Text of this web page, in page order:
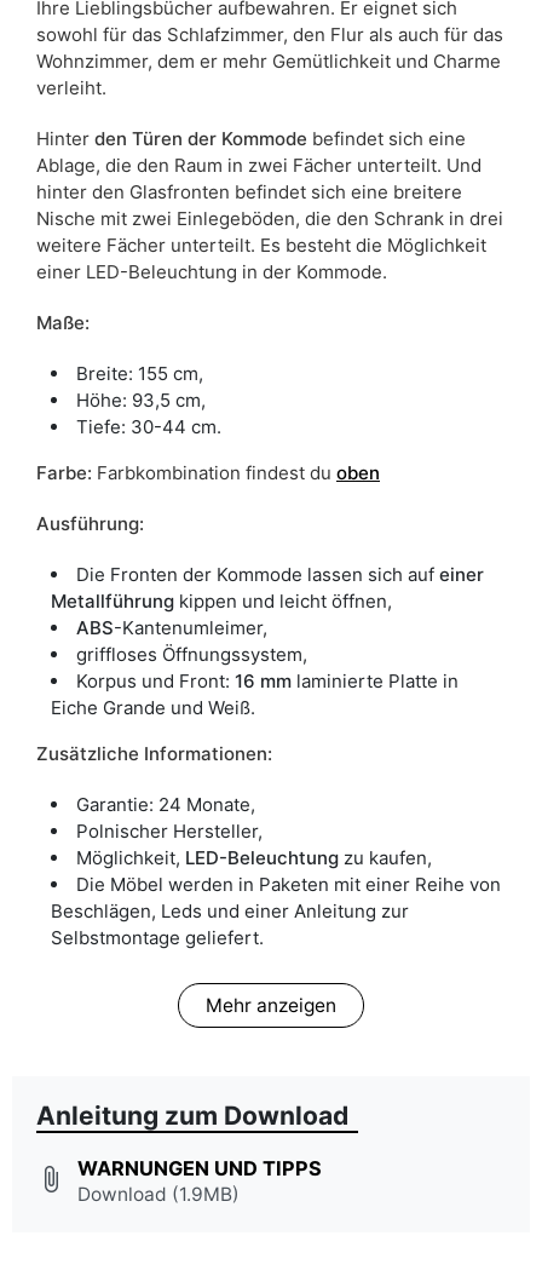
Ihre Lieblingsbücher aufbewahren. Er eignet sich
sowohl für das Schlafzimmer, den Flur als auch für das
Wohnzimmer, dem er mehr Gemütlichkeit und Charme
verleiht.
Hinter den Türen der Kommode befindet sich eine
Ablage, die den Raum in zwei Fächer unterteilt. Und
hinter den Glasfronten befindet sich eine breitere
Nische mit zwei Einlegeböden, die den Schrank in drei
weitere Fächer unterteilt. Es besteht die Möglichkeit
einer LED-Beleuchtung in der Kommode.
Maße:
Breite: 155 cm,
Höhe: 93,5 cm,
Tiefe: 30-44 cm.
Farbe: Farbkombination findest du oben
Ausführung:
Die Fronten der Kommode lassen sich auf einer
Metallführung kippen und leicht öffnen,
ABS-Kantenumleimer,
griffloses Öffnungssystem,
Korpus und Front: 16 mm laminierte Platte in
Eiche Grande und Weiß.
Zusätzliche Informationen:
Garantie: 24 Monate,
Polnischer Hersteller,
Möglichkeit, LED-Beleuchtung zu kaufen,
Die Möbel werden in Paketen mit einer Reihe von
Beschlägen, Leds und einer Anleitung zur
Selbstmontage geliefert.
Mehr anzeigen
Anleitung zum Download
attach_file WARNUNGEN UND TIPPS
Download (1.9MB)